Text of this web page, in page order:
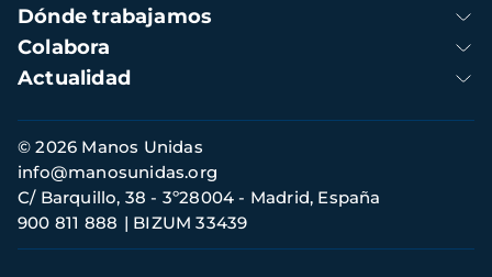
Dónde trabajamos
Colabora
Actualidad
Información
de
contacto
© 2026 Manos Unidas
C/ Barquillo, 38 - 3º28004 - Madrid, España
900 811 888
BIZUM 33439
info@manosunidas.org